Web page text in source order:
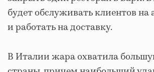
будет обслуживать клиентов на
и работать на доставку.
В Италии жара охватила